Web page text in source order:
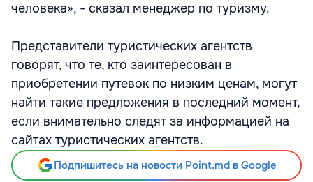
человека», - сказал менеджер по туризму.
Представители туристических агентств
говорят, что те, кто заинтересован в
приобретении путевок по низким ценам, могут
найти такие предложения в последний момент,
если внимательно следят за информацией на
сайтах туристических агентств.
Подпишитесь на новости Point.md в Google